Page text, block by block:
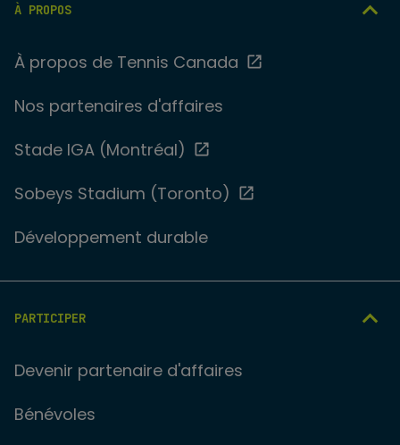
À PROPOS
À propos de Tennis Canada
Nos partenaires d'affaires
Stade IGA (Montréal)
Sobeys Stadium (Toronto)
Développement durable
PARTICIPER
Devenir partenaire d'affaires
Bénévoles